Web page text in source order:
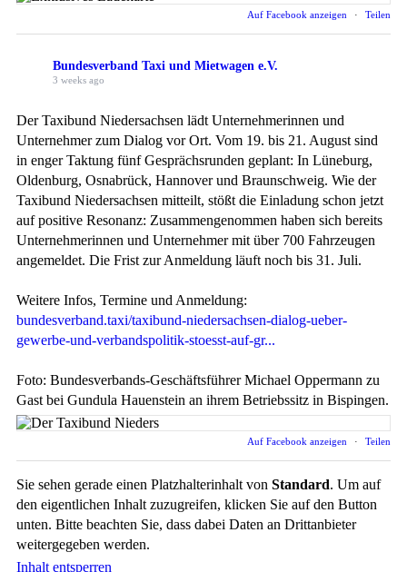
Auf Facebook anzeigen · Teilen
Bundesverband Taxi und Mietwagen e.V.
3 weeks ago
Der Taxibund Niedersachsen lädt Unternehmerinnen und
Unternehmer zum Dialog vor Ort. Vom 19. bis 21. August sind
in enger Taktung fünf Gesprächsrunden geplant: In Lüneburg,
Oldenburg, Osnabrück, Hannover und Braunschweig. Wie der
Taxibund Niedersachsen mitteilt, stößt die Einladung schon jetzt
auf positive Resonanz: Zusammengenommen haben sich bereits
Unternehmerinnen und Unternehmer mit über 700 Fahrzeugen
angemeldet. Die Frist zur Anmeldung läuft noch bis 31. Juli.
Weitere Infos, Termine und Anmeldung:
bundesverband.taxi/taxibund-niedersachsen-dialog-ueber-
gewerbe-und-verbandspolitik-stoesst-auf-gr...
Foto: Bundesverbands-Geschäftsführer Michael Oppermann zu
Gast bei Gundula Hauenstein an ihrem Betriebssitz in Bispingen.
Auf Facebook anzeigen · Teilen
Sie sehen gerade einen Platzhalterinhalt von Standard. Um auf
den eigentlichen Inhalt zuzugreifen, klicken Sie auf den Button
unten. Bitte beachten Sie, dass dabei Daten an Drittanbieter
weitergegeben werden.
Inhalt entsperren